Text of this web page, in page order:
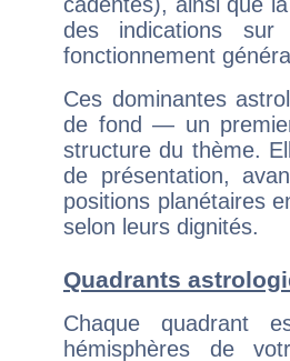
cadentes), ainsi que
des indications sur
fonctionnement
Ces dominantes
de fond — un
structure du thème.
de présentation,
positions planétaires
selon leurs dignités.
Quadrants
Chaque quadrant
hémisphères de